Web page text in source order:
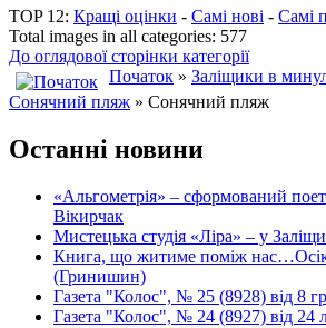
TOP 12: Кращі оцінки - Самі нові - Самі
Total images in all categories: 577
До оглядової сторінки категорії
Початок » Заліщики в
Сонячний пляж » Сонячний пляж
Останні новини
«Альгометрія» – сформований
Вікирчак
Мистецька студія «Ліра» – у
Книга, що житиме поміж
(Гринишин)
Газета "Колос", № 25 (8928) від 8
Газета "Колос", № 24 (8927) від 24